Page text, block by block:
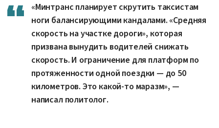
«Минтранс планирует скрутить таксистам
ноги балансирующими кандалами. «Средняя
скорость на участке дороги», которая
призвана вынудить водителей снижать
скорость. И ограничение для платформ по
протяженности одной поездки — до 50
километров. Это какой-то маразм», —
написал политолог.